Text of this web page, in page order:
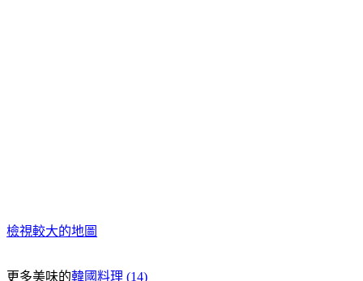
檢視較大的地圖
更多美味的韓國料理 (14)